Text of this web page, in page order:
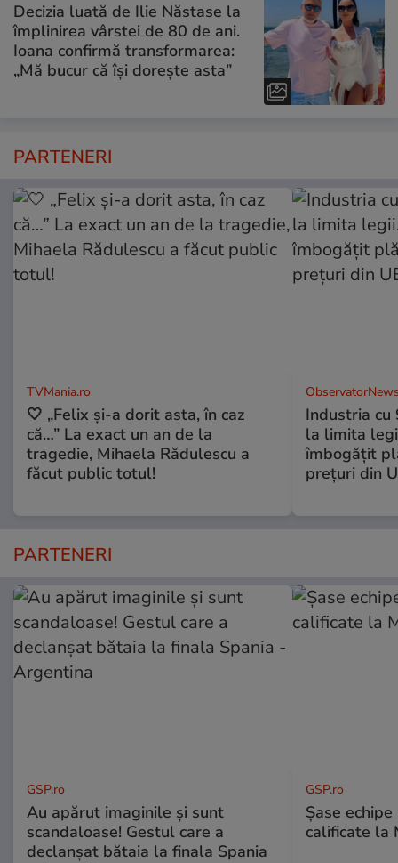
Decizia luată de Ilie Năstase la
împlinirea vârstei de 80 de ani.
Ioana confirmă transformarea:
„Mă bucur că își dorește asta”
PARTENERI
TVMania.ro
🤍 „Felix și-a dorit asta, în caz
că…” La exact un an de la
tragedie, Mihaela Rădulescu a
făcut public totul!
Industria
la limita
îmbogăţit
preţuri din
PARTENERI
GSP.ro
Au apărut imaginile și sunt
scandaloase! Gestul care a
declanșat bătaia la finala Spania
GSP.ro
Șase
calificate la